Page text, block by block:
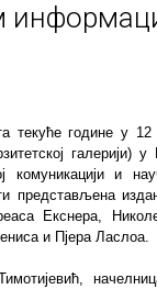
текуће године у 12
галерији)
комуникацији и
представљена
Екснера,
и Пјера Ласлоа.
Тимотијевић,